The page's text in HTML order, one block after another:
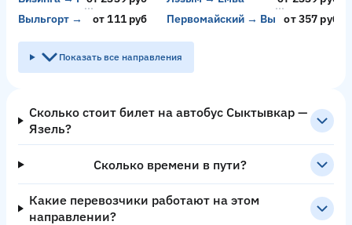
Выльгорт → Лэзымот 111 руб Первомайский → Выльгорт
от 357 руб
Показать все направления
Сколько стоит билет на автобус Сыктывкар —
Язель?
Сколько времени в пути?
Какие перевозчики работают на этом
направлении?